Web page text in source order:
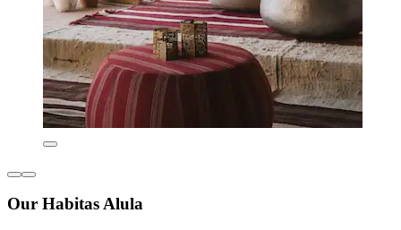
Our Habitas Alula